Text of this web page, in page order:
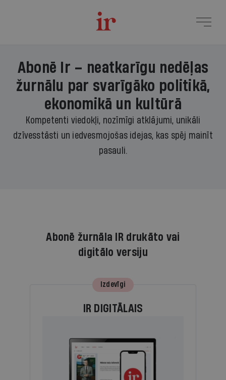
Abonē Ir – neatkarīgu nedēļas
žurnālu par svarīgāko politikā,
ekonomikā un kultūrā
Kompetenti viedokļi, nozīmīgi atklājumi, unikāli
dzīvesstāsti un iedvesmojošas idejas, kas spēj mainīt
pasauli.
Abonē žurnāla IR drukāto vai
digitālo versiju
Izdevīgi
IR DIGITĀLAIS